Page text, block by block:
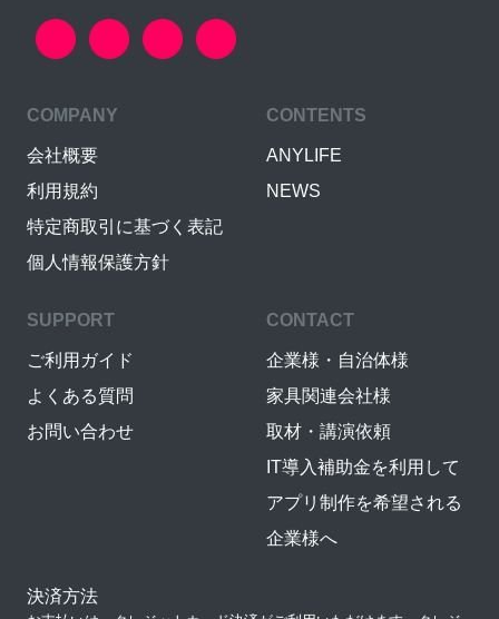
COMPANY
会社概要
利用規約
特定商取引に基づく表記
個人情報保護方針
CONTENTS
ANYLIFE
NEWS
SUPPORT
ご利用ガイド
よくある質問
お問い合わせ
CONTACT
企業様・自治体様
家具関連会社様
取材・講演依頼
IT導入補助金を利用して
アプリ制作を希望される
企業様へ
決済方法